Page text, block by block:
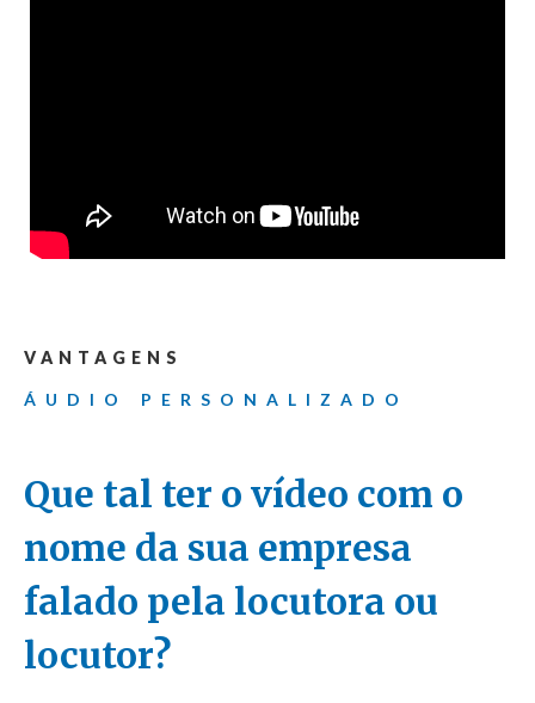
VANTAGENS
ÁUDIO PERSONALIZADO
Que tal ter o vídeo com o
nome da sua empresa
falado pela locutora ou
locutor?